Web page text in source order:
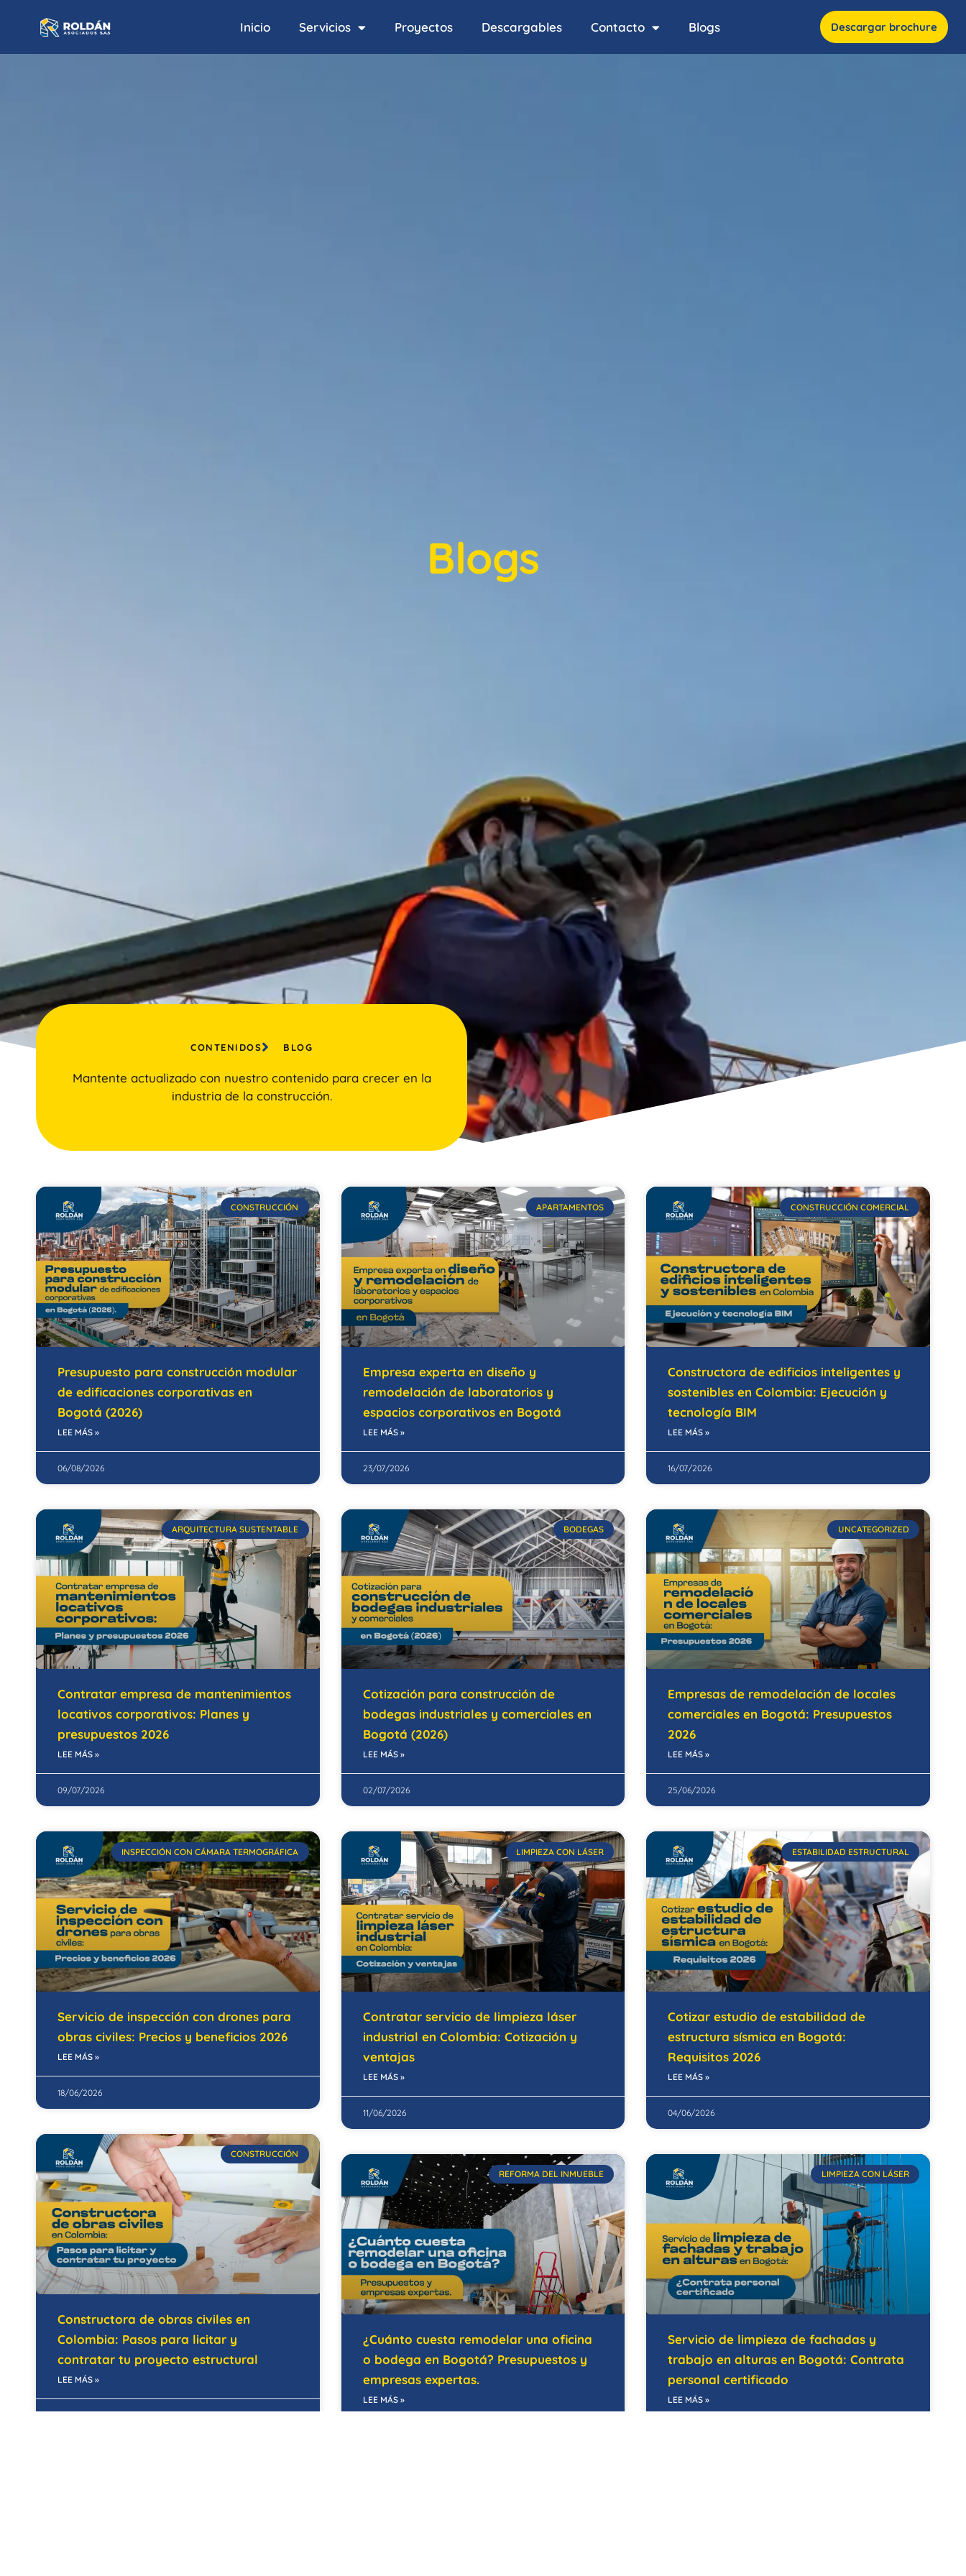
Inicio Servicios Proyectos Descargables Contacto Blogs Descargar brochure
Blogs
CONTENIDOS BLOG
Mantente actualizado con nuestro contenido para crecer en la
industria de la construcción.
CONSTRUCCIÓN
Presupuesto para construcción modular
de edificaciones corporativas en
Bogotá (2026)
LEE MÁS »
06/08/2026
APARTAMENTOS
Empresa experta en diseño y
remodelación de laboratorios y
espacios corporativos en Bogotá
LEE MÁS »
23/07/2026
CONSTRUCCIÓN COMERCIAL
Constructora de edificios inteligentes y
sostenibles en Colombia: Ejecución y
tecnología BIM
LEE MÁS »
16/07/2026
ARQUITECTURA SUSTENTABLE
Contratar empresa de mantenimientos
locativos corporativos: Planes y
presupuestos 2026
LEE MÁS »
09/07/2026
BODEGAS
Cotización para construcción de
bodegas industriales y comerciales en
Bogotá (2026)
LEE MÁS »
02/07/2026
UNCATEGORIZED
Empresas de remodelación de locales
comerciales en Bogotá: Presupuestos
2026
LEE MÁS »
25/06/2026
INSPECCIÓN CON CÁMARA TERMOGRÁFICA
Servicio de inspección con drones para
obras civiles: Precios y beneficios 2026
LEE MÁS »
18/06/2026
LIMPIEZA CON LÁSER
Contratar servicio de limpieza láser
industrial en Colombia: Cotización y
ventajas
LEE MÁS »
11/06/2026
ESTABILIDAD ESTRUCTURAL
Cotizar estudio de estabilidad de
estructura sísmica en Bogotá:
Requisitos 2026
LEE MÁS »
04/06/2026
CONSTRUCCIÓN
Constructora de obras civiles en
Colombia: Pasos para licitar y
contratar tu proyecto estructural
LEE MÁS »
28/05/2026
REFORMA DEL INMUEBLE
¿Cuánto cuesta remodelar una oficina
o bodega en Bogotá? Presupuestos y
empresas expertas.
LEE MÁS »
LIMPIEZA CON LÁSER
Servicio de limpieza de fachadas y
trabajo en alturas en Bogotá: Contrata
personal certificado
LEE MÁS »